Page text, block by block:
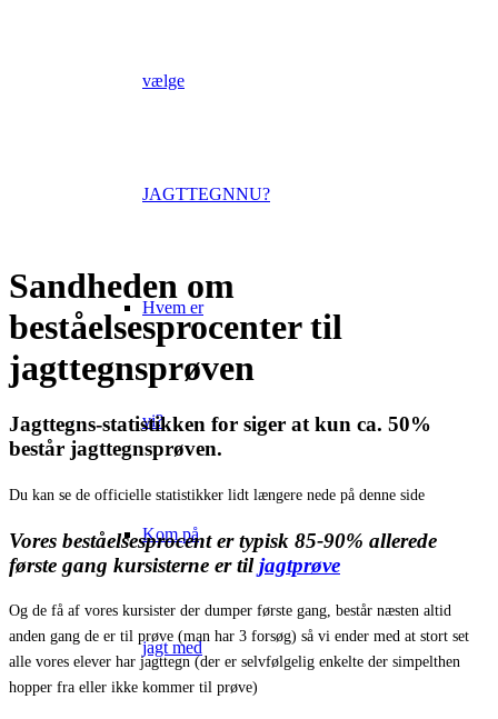
vælge
JAGTTEGNNU?
Hvem er
vi?
Kom på
jagt med
Sandheden om
beståelsesprocenter til
jagttegnsprøven
Jagttegns-statistikken for siger at kun ca. 50%
består jagttegnsprøven.
Du kan se de officielle statistikker lidt længere nede på denne side
Vores beståelsesprocent er typisk 85-90% allerede
første gang kursisterne er tiljagtprøve
Og de få af vores kursister der dumper første gang, består næsten altid
anden gang de er til prøve (man har 3 forsøg) så vi ender med at stort set
alle vores elever har jagttegn (der er selvfølgelig enkelte der simpelthen
hopper fra eller ikke kommer til prøve)